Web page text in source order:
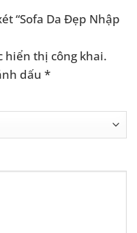
“Sofa Da Đẹp Nhập
hiển thị công khai.
dấu *